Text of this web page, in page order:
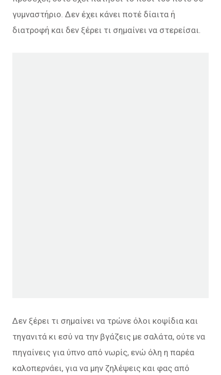
γυμναστήριο. Δεν έχει κάνει ποτέ δίαιτα ή
διατροφή και δεν ξέρει τι σημαίνει να στερείσαι.
Δεν ξέρει τι σημαίνει να τρώνε όλοι κοψίδια και
τηγανιτά κι εσύ να την βγάζεις με σαλάτα, ούτε να
πηγαίνεις για ύπνο από νωρίς, ενώ όλη η παρέα
καλοπερνάει, για να μην ζηλέψεις και φας από